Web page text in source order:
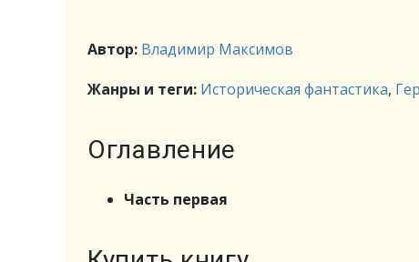
Автор: Владимир Максимов
Жанры и теги: Историческая фантастика,
Оглавление
Часть первая